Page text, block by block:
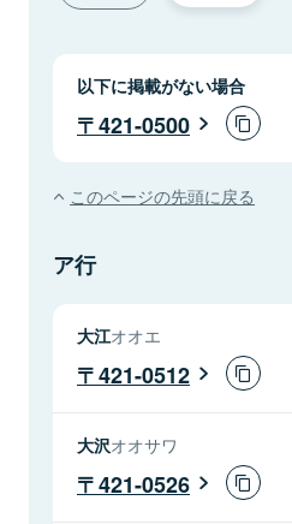
以下に掲載がない場合
421-0500
このページの先頭に戻る
ア行
大江オオエ
421-0512
大沢オオサワ
421-0526